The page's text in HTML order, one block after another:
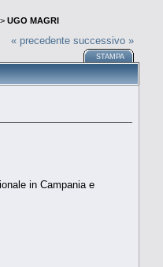
> UGO MAGRI
« precedente successivo »
STAMPA
in Campania e